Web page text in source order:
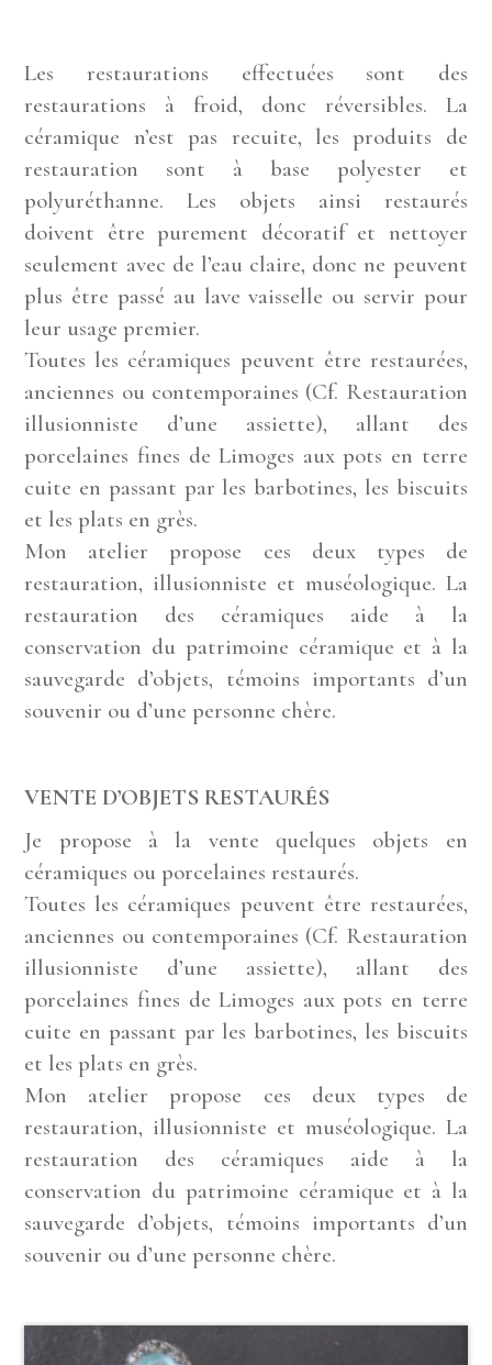
Les restaurations effectuées sont des
restaurations à froid, donc réversibles. La
céramique n’est pas recuite, les produits de
restauration sont à base polyester et
polyuréthanne. Les objets ainsi restaurés
doivent être purement décoratif et nettoyer
seulement avec de l’eau claire, donc ne peuvent
plus être passé au lave vaisselle ou servir pour
leur usage premier.
Toutes les céramiques peuvent être restaurées,
anciennes ou contemporaines (Cf. Restauration
illusionniste d’une assiette), allant des
porcelaines fines de Limoges aux pots en terre
cuite en passant par les barbotines, les biscuits
et les plats en grès.
Mon atelier propose ces deux types de
restauration, illusionniste et muséologique. La
restauration des céramiques aide à la
conservation du patrimoine céramique et à la
sauvegarde d’objets, témoins importants d’un
souvenir ou d’une personne chère.
VENTE D’OBJETS RESTAURÉS
Je propose à la vente quelques objets en
céramiques ou porcelaines restaurés.
Toutes les céramiques peuvent être restaurées,
anciennes ou contemporaines (Cf. Restauration
illusionniste d’une assiette), allant des
porcelaines fines de Limoges aux pots en terre
cuite en passant par les barbotines, les biscuits
et les plats en grès.
Mon atelier propose ces deux types de
restauration, illusionniste et muséologique. La
restauration des céramiques aide à la
conservation du patrimoine céramique et à la
sauvegarde d’objets, témoins importants d’un
souvenir ou d’une personne chère.